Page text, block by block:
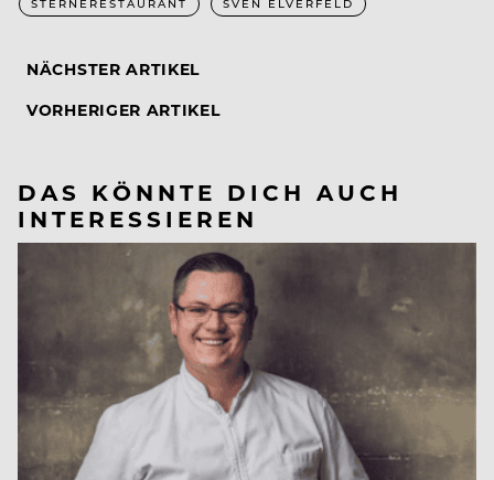
NÄCHSTER ARTIKEL
VORHERIGER ARTIKEL
DAS KÖNNTE DICH AUCH
INTERESSIEREN